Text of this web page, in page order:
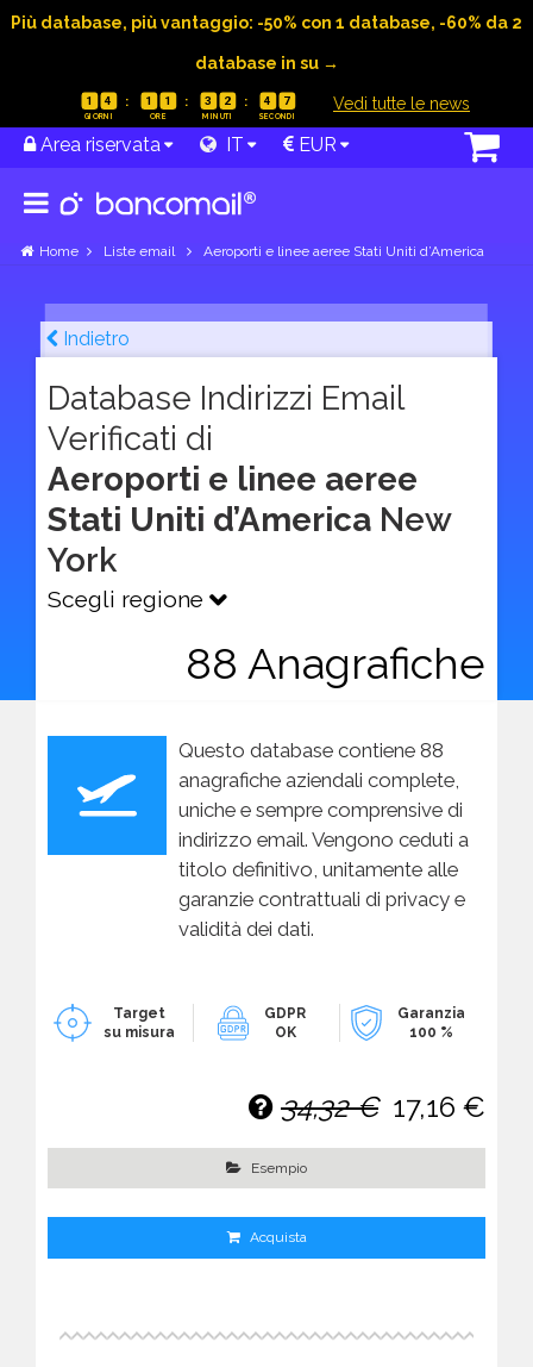
Più database, più vantaggio: -50% con 1 database, -60% da 2
database in su →
1 4 1 1 3 2 4 6 Vedi tutte le news
Area riservata IT EUR
Home Liste email Aeroporti e linee aeree Stati Uniti d’America
Indietro
Database Indirizzi Email
Verificati di
Aeroporti e linee aeree
Stati Uniti d’America New
York
Scegli regione
88 Anagrafiche
Questo database contiene 88
anagrafiche aziendali complete,
uniche e sempre comprensive di
indirizzo email. Vengono ceduti a
titolo definitivo, unitamente alle
garanzie contrattuali di privacy e
validità dei dati.
Target
su misura
GDPR
OK
Garanzia
100 %
34,32 € 17,16 €
Esempio
Acquista